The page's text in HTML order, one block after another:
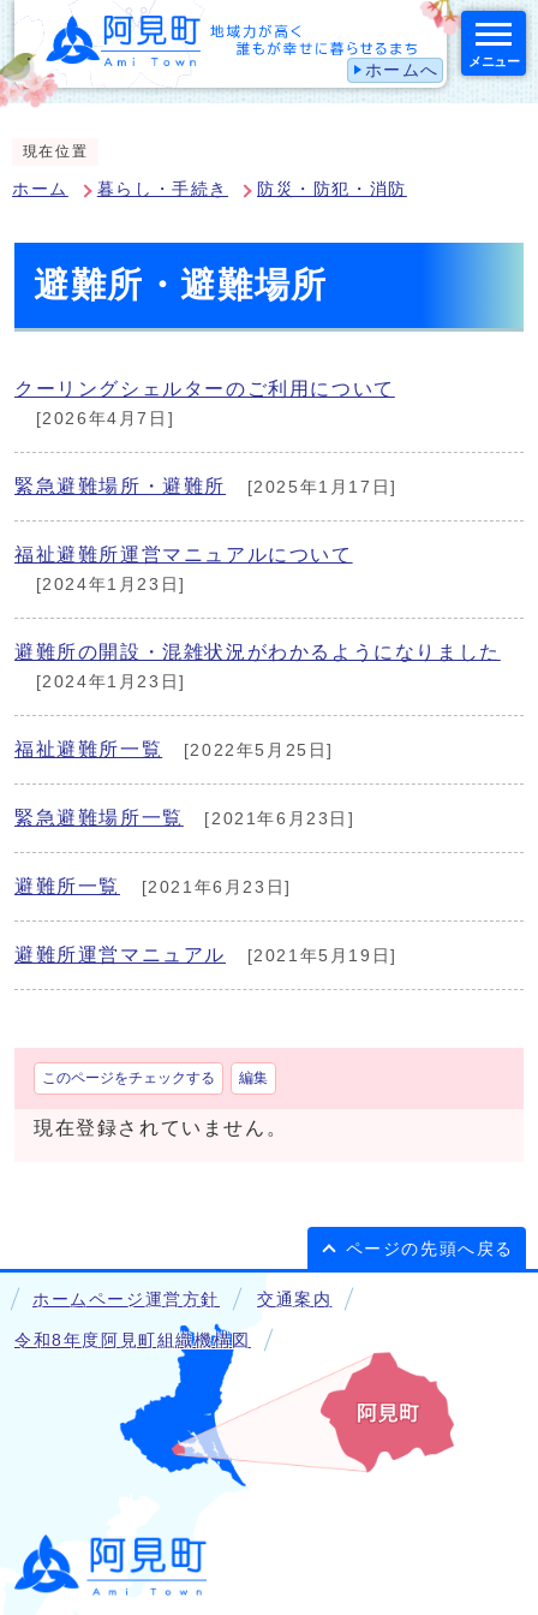
ホームへ メニュー
現在位置
ホーム 暮らし・手続き 防災・防犯・消防
避難所・避難場所
クーリングシェルターのご利用について
[2026年4月7日]
緊急避難場所・避難所 [2025年1月17日]
福祉避難所運営マニュアルについて
[2024年1月23日]
避難所の開設・混雑状況がわかるようになりました
[2024年1月23日]
福祉避難所一覧 [2022年5月25日]
緊急避難場所一覧 [2021年6月23日]
避難所一覧 [2021年6月23日]
避難所運営マニュアル [2021年5月19日]
このページをチェックする 編集
現在登録されていません。
ページの先頭へ戻る
ホームページ運営方針 交通案内
令和8年度阿見町組織機構図